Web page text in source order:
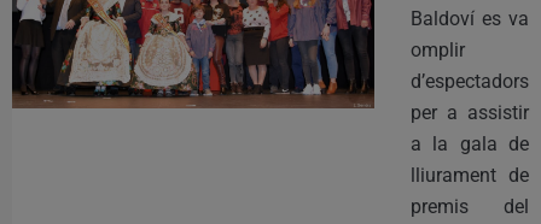
Baldoví es va
omplir
d’espectadors
per a assistir
a la gala de
lliurament de
premis del